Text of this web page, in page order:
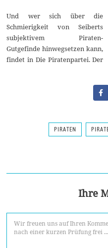
Und wer sich über die
Schmierigkeit von Seiberts
subjektivem Piraten-
Gutgefinde hinwegsetzen kann,
findet in Die Piratenpartei. Der
PIRATEN
Ihre